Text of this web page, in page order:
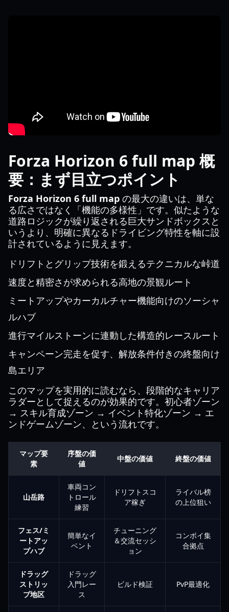
Forza Horizon 6 full map 概
要：まず目立つポイント
Forza Horizon 6 full map の最大の違いは、単な
る広さではなく「機能の多様性」です。似たような
道路ロジックが繰り返される巨大サンドボックスと
いうより、明確に異なるドライビング特性を軸に設
計されているように見えます。
ドリフトとグリップ技術を鍛えるテクニカルな峠道
速度と精密さが求められる高地の景観ルート
ミートアップやカーカルチャー機能向けのソーシャ
ルハブ
進行マイルストーンに連動した構造的レースルート
キャンペーン完走を促す、解放条件付きの終盤向け
島エリア
このマップを実用的に読むなら、段階的なキャリア
ラダーとして捉えるのが効果的です。初心者ゾーン
→ スキル育成ゾーン → イベント特化ゾーン → エ
ンドゲームゾーン、という流れです。
マップ要
素
序盤の価
値
中盤の価値 終盤の価値
山岳路
車両コン
トロール
練習
ドリフトスコ
ア稼ぎ
ライバル榜
の上位狙い
フェス/ミ
ートアッ
プハブ
簡単なイ
ベント
チューニング
＆交流セッシ
ョン
コンボイ集
合拠点
ドラッグ
ストリッ
プ地区
ドラッグ
入門レー
ス
ビルド検証 PvP最適化